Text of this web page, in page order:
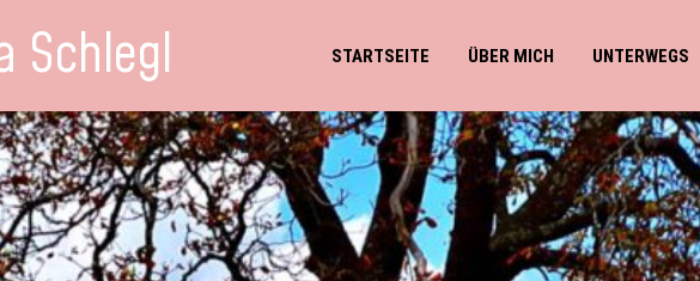
Schlegl STARTSEITE ÜBER MICH UNTERWEGS